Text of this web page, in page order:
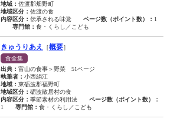
地域： 佐渡郡畑野町
地域区分： 佐渡の食
内容区分： 伝承される味覚 ページ数（ポイント数）： 1
専門館： 食・くらし／こども
きゅうりあえ ［概要］
食全集
出典： 富山の食事＞野菜 51ページ
執筆者： 小西絹江
地域： 東砺波郡福野町
地域区分： 砺波散居村の食
内容区分： 季節素材の利用法
ページ数（ポイント数）：
1
専門館： 食・くらし／こども